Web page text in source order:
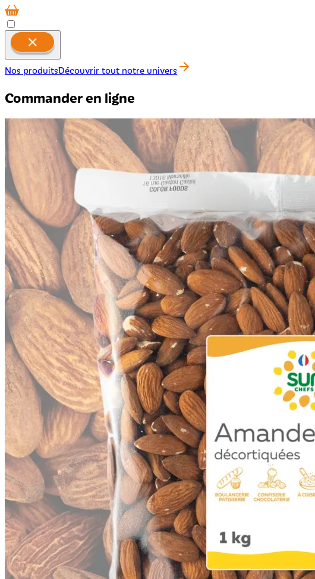
Nos produitsDécouvrir tout notre univers
Commander en ligne